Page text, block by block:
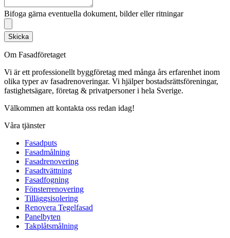
Bifoga gärna eventuella dokument, bilder eller ritningar
Skicka
Om Fasadföretaget
Vi är ett professionellt byggföretag med många års erfarenhet inom
olika typer av fasadrenoveringar. Vi hjälper bostadsrättsföreningar,
fastighetsägare, företag & privatpersoner i hela Sverige.
Välkommen att kontakta oss redan idag!
Våra tjänster
Fasadputs
Fasadmålning
Fasadrenovering
Fasadtvättning
Fasadfogning
Fönsterrenovering
Tilläggsisolering
Renovera Tegelfasad
Panelbyten
Takplåtsmålning